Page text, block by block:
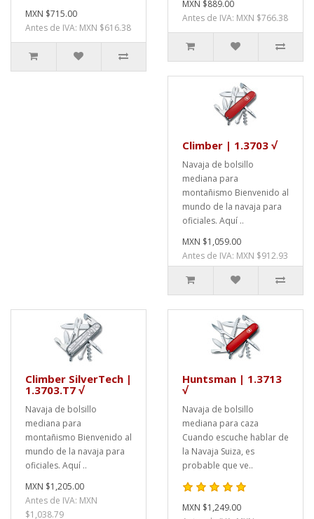
MXN $715.00
Antes de IVA: MXN $616.38
MXN $889.00
Antes de IVA: MXN $766.38
Climber | 1.3703 √
Navaja de bolsillo
mediana para
montañismo Bienvenido al
mundo de la navaja para
oficiales. Aquí ..
MXN $1,059.00
Antes de IVA: MXN $912.93
Climber SilverTech |
1.3703.T7 √
Navaja de bolsillo
mediana para
montañismo Bienvenido al
mundo de la navaja para
oficiales. Aquí ..
MXN $1,205.00
Antes de IVA: MXN
$1,038.79
Huntsman | 1.3713
√
Navaja de bolsillo
mediana para caza
Cuando escuche hablar de
la Navaja Suiza, es
probable que ve..
MXN $1,249.00